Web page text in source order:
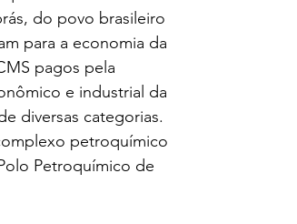
do povo brasileiro
para a economia da
pagos pela
e industrial da
diversas categorias.
petroquímico
Petroquímico de